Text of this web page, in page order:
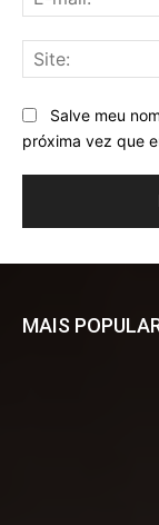
Salve meu
próxima vez que
MAIS